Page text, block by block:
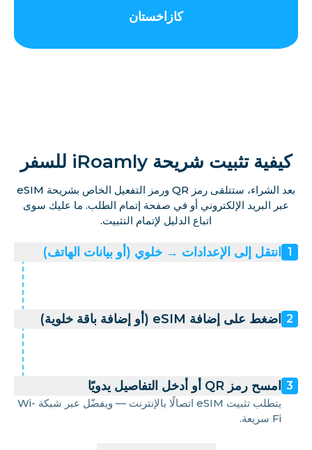
كازاخستان
كيفية تثبيت شريحة iRoamly للسفر
بعد الشراء، ستتلقى رمز QR ورمز التفعيل الخاص بشريحة eSIM
عبر البريد الإلكتروني أو في صفحة إتمام الطلب. ما عليك سوى
اتباع الدليل لإتمام التثبيت.
1 انتقل إلى الإعدادات → خلوي (أو بيانات الهاتف)
2 اضغط على إضافة eSIM (أو إضافة باقة خلوية)
3 امسح رمز QR أو أدخل التفاصيل يدويًا
يتطلب تثبيت eSIM اتصالًا بالإنترنت — ويفضّل عبر شبكة Wi-
Fi سريعة.